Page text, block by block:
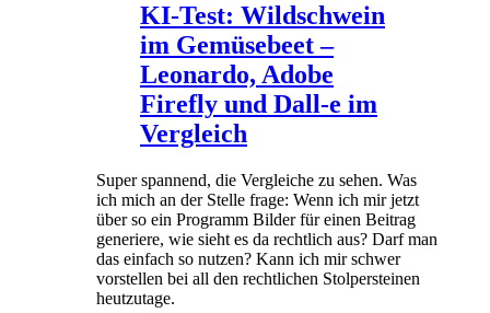
KI-Test: Wildschwein
im Gemüsebeet –
Leonardo, Adobe
Firefly und Dall-e im
Vergleich
Super spannend, die Vergleiche zu sehen. Was
ich mich an der Stelle frage: Wenn ich mir jetzt
über so ein Programm Bilder für einen Beitrag
generiere, wie sieht es da rechtlich aus? Darf man
das einfach so nutzen? Kann ich mir schwer
vorstellen bei all den rechtlichen Stolpersteinen
heutzutage.